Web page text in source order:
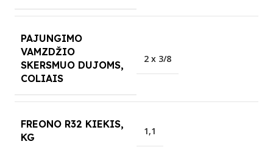
PAJUNGIMO
VAMZDŽIO
SKERSMUO DUJOMS,
COLIAIS
2 x 3/8
FREONO R32 KIEKIS,
KG
1,1